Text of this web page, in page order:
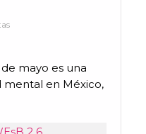
mayo es una
mental en México,